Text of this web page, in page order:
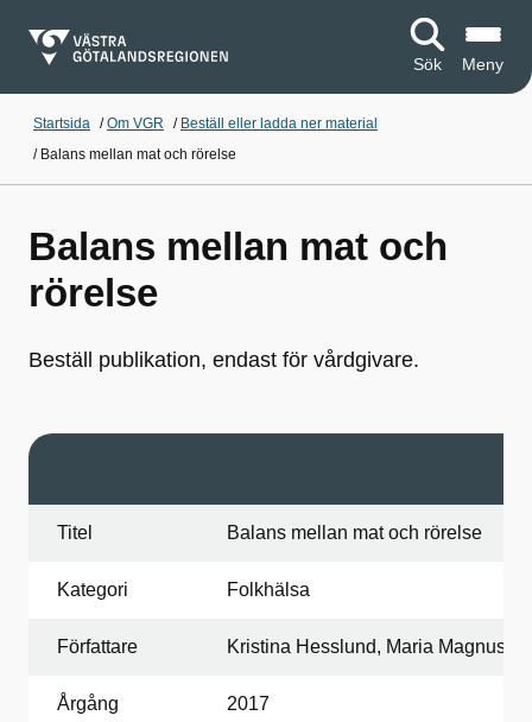
Sök Meny
Startsida /Om VGR / Beställ eller ladda ner material
/ Balans mellan mat och rörelse
Balans mellan mat och
rörelse
Beställ publikation, endast för vårdgivare.
Titel Balans mellan mat och rörelse
Kategori Folkhälsa
Författare Kristina Hesslund, Maria
Årgång 2017